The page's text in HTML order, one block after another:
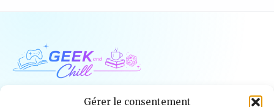
Gérer le consentement